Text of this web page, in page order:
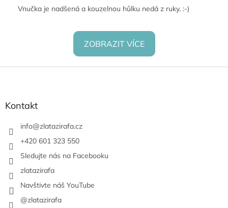
Vnučka je nadšená a kouzelnou hůlku nedá z ruky. :-)
ZOBRAZIT VÍCE
Z
Kontakt
info@zlatazirafa.cz
+420 601 323 550
Sledujte nás na Facebooku
zlatazirafa
Navštivte náš YouTube
@zlatazirafa